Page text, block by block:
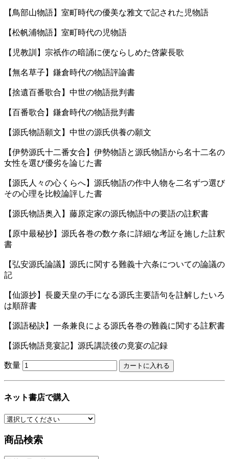
【鳥部山物語】室町時代の優美な雅文で記された児物語
【松帆浦物語】室町時代の児物語
【児教訓】宗祇作の暗誦に便ならしめた啓蒙長歌
【無名草子】鎌倉時代の物語評論書
【捨遺百番歌合】中世の物語批判書
【百番歌合】鎌倉時代の物語批判書
【源氏物語願文】中世の源氏供養の願文
【伊勢源氏十二番女合】伊勢物語と源氏物語から名十二名の
女性を選び優劣を論じた書
【源氏人々の心くらへ】源氏物語の作中人物を二名ずつ選び
その心理を比較論評した書
【源氏物語奥入】藤原定家の源氏物語中の要語の註釈書
【原中最秘抄】源氏各巻の数ケ条に詳細な考証を施した註釈
書
【弘安源氏論議】源氏に関する難義十六条についての論議の
記
【仙源抄】長慶天皇の手になる源氏主要語句を註解したいろ
は順辞書
【源語秘訣】一条兼良による源氏各巻の難義に関する註釈書
【源氏物語竟宴記】源氏講読後の竟宴の記録
数量
ネット書店で購入
商品検索